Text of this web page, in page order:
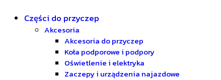
Części do przyczep
Akcesoria
Akcesoria do przyczep
Koła podporowe i podpory
Oświetlenie i elektryka
Zaczepy i urządzenia najazdowe